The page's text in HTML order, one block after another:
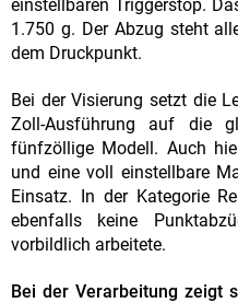
einstellbaren Triggerstop.
1.750 g. Der Abzug steht
dem Druckpunkt.
Bei der Visierung setzt die
Zoll-Ausführung auf die
fünfzöllige Modell. Auch
und eine voll einstellbare
Einsatz. In der Kategorie
ebenfalls keine
vorbildlich arbeitete.
Bei der Verarbeitung zeigt